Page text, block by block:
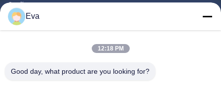
สินค้า
วิดีโอ
การควบคุมคุณภาพ
Eva
12:18 PM
Good day, what product are you looking for?